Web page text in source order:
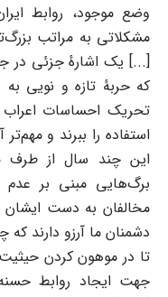
وضع موجود، روابط
مشکلاتی به مراتب
[...] یک اشارهٔ جزئی در
که حربهٔ تازه و نویی
تحریک احساسات اعراب
استفاده را ببرند و
این چند سال از طرف
برگ‌هایی مبنی بر
مخالفان به دست
دشمنان ما آرزو دارند
تا در موهون کردن حیثیت
جهت ایجاد روابط